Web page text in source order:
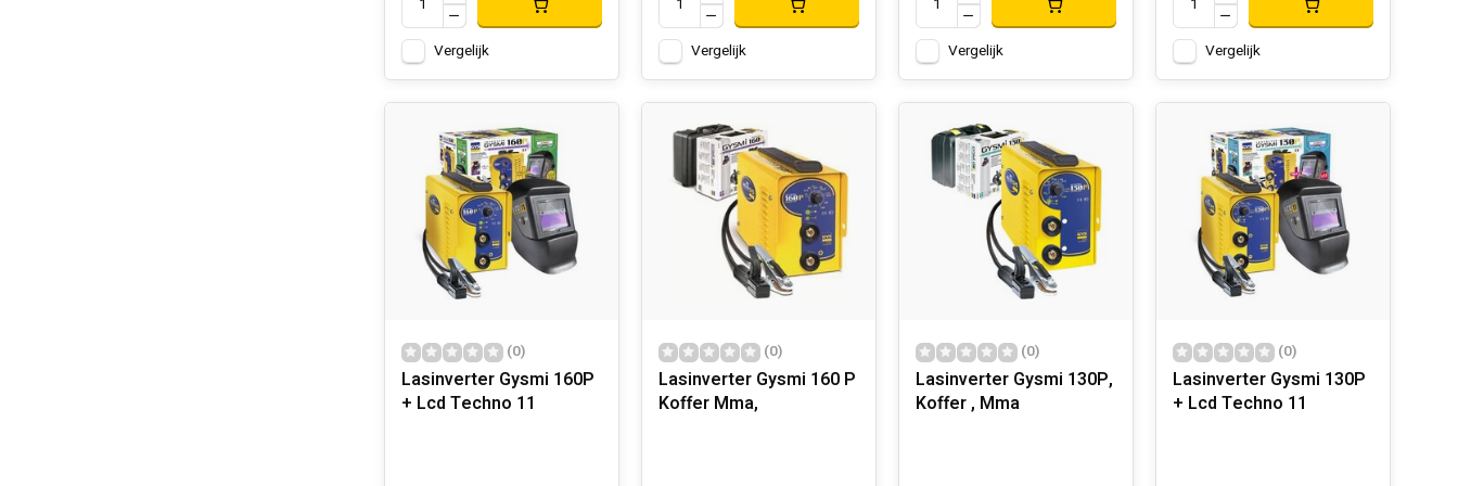
Vergelijk Vergelijk Vergelijk Vergelijk
(0)
Lasinverter Gysmi 160P
+ Lcd Techno 11
(0)
Lasinverter Gysmi 160 P
Koffer Mma,
(0)
Lasinverter Gysmi 130P,
Koffer , Mma
(0)
Lasinverter Gysmi 130P
+ Lcd Techno 11